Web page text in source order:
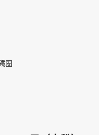
圈